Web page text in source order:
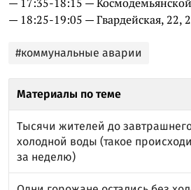
— 18:25-19:05 — Гвардейская, 22,
#коммунальные аварии
Материалы по теме
Тысячи жителей до
холодной воды (такое
за неделю)